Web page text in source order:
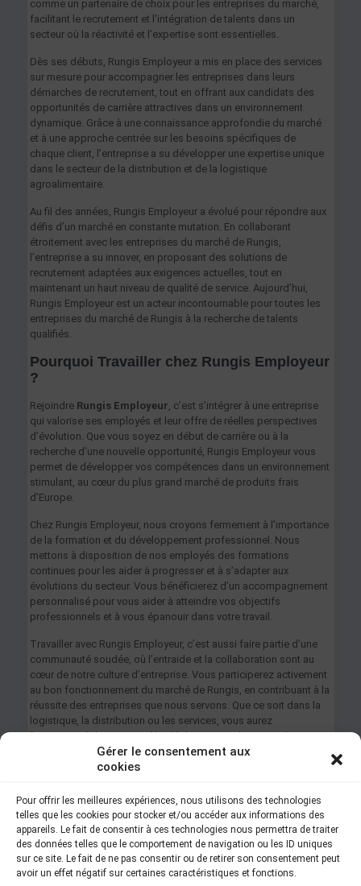
Gérer le consentement aux
cookies
Pour offrir les meilleures expériences, nous utilisons des technologies
telles que les cookies pour stocker et/ou accéder aux informations des
appareils. Le fait de consentir à ces technologies nous permettra de traiter
des données telles que le comportement de navigation ou les ID uniques
sur ce site. Le fait de ne pas consentir ou de retirer son consentement peut
avoir un effet négatif sur certaines caractéristiques et fonctions.
comme un partenaire de choix pour les entreprises du marché,
facilitant le recrutement et l’intégration de talents dans un
secteur où la réactivité et l’expertise sont essentielles.
Dès ses débuts, Rungis Employeur a mis en place des services
sur mesure pour accompagner les entreprises dans leurs
démarches de recrutement, tout en offrant aux candidats des
opportunités de carrière attractives dans un environnement
dynamique. Grâce à une connaissance approfondie du marché
et à une approche centrée sur les besoins spécifiques de
chaque client, l’entreprise a su développer une expertise unique
dans le secteur de la distribution et de la logistique
agroalimentaire.
Au fil des années, Rungis Employeur a évolué pour répondre aux
défis d’un marché en constante mutation. En collaborant
étroitement avec les entreprises du marché de Rungis,
l’entreprise a su innover, en proposant des solutions de
recrutement adaptées aux exigences actuelles, tout en
maintenant un haut niveau de qualité de service. Aujourd’hui,
Rungis Employeur est un acteur incontournable pour toutes les
entreprises du marché de Rungis à la recherche de talents
qualifiés.
Pourquoi Travailler chez Rungis Employeur
?
Rejoindre Rungis Employeur, c’est s’intégrer à une entreprise
qui valorise ses employés et leur offre de réelles perspectives
d’évolution. Que vous soyez en début de carrière ou à la
recherche d’une nouvelle opportunité, Rungis Employeur vous
permet de développer vos compétences dans un environnement
stimulant, au cœur du plus grand marché de produits frais
d’Europe.
Chez Rungis Employeur, nous croyons fermement à l’importance
de la formation et du développement professionnel. Nous
mettons à disposition de nos employés des formations
continues pour les aider à progresser et à s’adapter aux
évolutions du secteur. Vous bénéficierez d’un accompagnement
personnalisé pour vous aider à atteindre vos objectifs
professionnels et à vous épanouir dans votre travail.
Travailler avec Rungis Employeur, c’est aussi faire partie d’une
communauté soudée, où l’entraide et la collaboration sont au
cœur de notre culture d’entreprise. Vous participerez activement
au bon fonctionnement du marché de Rungis, en contribuant à la
réussite des entreprises que nous servons. Que ce soit dans la
logistique, la distribution ou les services, vous aurez
l’opportunité de jouer un rôle clé dans une industrie vitale.
Groupement Employeur ? Ne manquez pas l’opportunité de
rencontrer nos recruteurs et de découvrir les nombreuses
perspectives d’emploi lors des Rendez Vous de l’emploi et
de l’évolution professionnelles.
Inscrivez-vous des maintenant pour recevoir les mises à jour des